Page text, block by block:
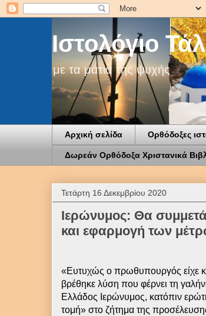
Ιστολόγιο
με τα μάτια της ψυχής
Αρχική σελίδα Ορθόδοξες
Δωρεάν Ορθόδοξα Χριστανικά
Τετάρτη 16 Δεκεμβρίου 2020
Ιερώνυμος: Θα
και εφαρμογή των
«Ευτυχώς ο πρωθυπουργός είχε
βρέθηκε λύση που φέρνει τη
Ελλάδος Ιερώνυμος, κατόπιν
τομή» στο ζήτημα της